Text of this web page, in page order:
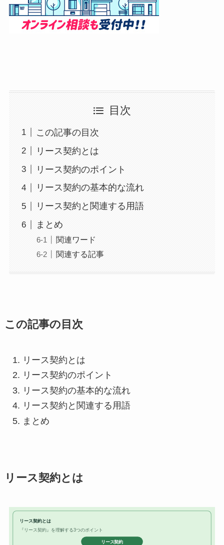
目次
この記事の目次
リース契約とは
リース契約のポイント
リース契約の基本的な流れ
リース契約と関連する用語
まとめ
関連ワード
関連する記事
この記事の目次
リース契約とは
リース契約のポイント
リース契約の基本的な流れ
リース契約と関連する用語
まとめ
リース契約とは
リース契約とは
『リース契約』を理解する3つのポイント
リース契約